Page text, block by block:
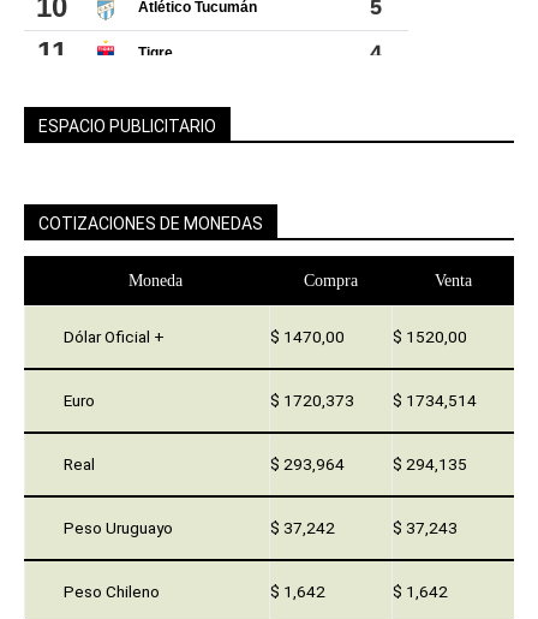
ESPACIO PUBLICITARIO
COTIZACIONES DE MONEDAS
Moneda Compra Venta
Dólar Oficial + $ 1470,00 $ 1520,00
Euro $ 1720,373 $ 1734,514
Real $ 293,964 $ 294,135
Peso Uruguayo $ 37,242 $ 37,243
Peso Chileno $ 1,642 $ 1,642